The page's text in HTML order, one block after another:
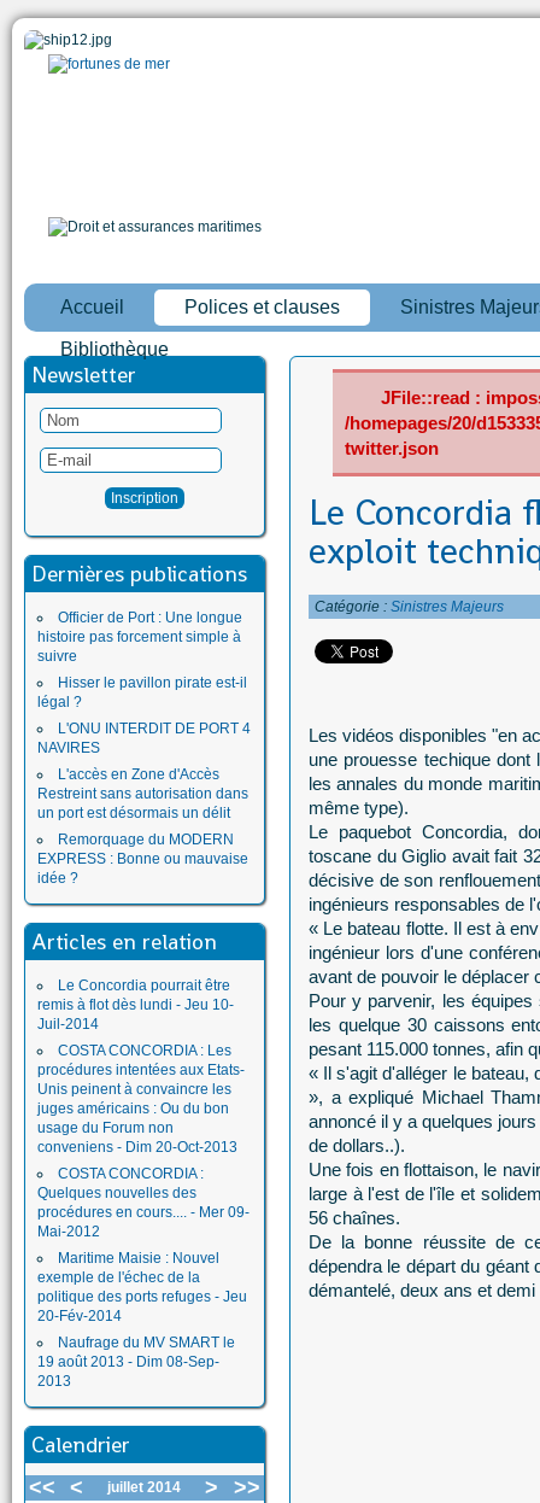
Accueil Polices et clauses Sinistres
Bibliothèque
Newsletter
Dernières publications
Officier de Port : Une longue
histoire pas forcement simple à
suivre
Hisser le pavillon pirate est-il
légal ?
L'ONU INTERDIT DE PORT 4
NAVIRES
L'accès en Zone d'Accès
Restreint sans autorisation dans
un port est désormais un délit
Remorquage du MODERN
EXPRESS : Bonne ou mauvaise
idée ?
Articles en relation
Le Concordia pourrait être
remis à flot dès lundi - Jeu 10-
Juil-2014
COSTA CONCORDIA : Les
procédures intentées aux Etats-
Unis peinent à convaincre les
juges américains : Ou du bon
usage du Forum non
conveniens - Dim 20-Oct-2013
COSTA CONCORDIA :
Quelques nouvelles des
procédures en cours.... - Mer 09-
Mai-2012
Maritime Maisie : Nouvel
exemple de l'échec de la
politique des ports refuges - Jeu
20-Fév-2014
Naufrage du MV SMART le
19 août 2013 - Dim 08-Sep-
2013
Calendrier
<< < juillet 2014 > >>
JFile::read :
/homepages/20/
twitter.json
Le Concordia
exploit
Catégorie : Sinistres Majeurs
Les vidéos disponibles "en
une prouesse techique
les annales du monde
même type).
Le paquebot Concordia,
toscane du Giglio avait fait
décisive de son
ingénieurs responsables de
« Le bateau flotte. Il est à
ingénieur lors d'une
avant de pouvoir le déplacer
Pour y parvenir, les
les quelque 30 caissons
pesant 115.000 tonnes, afin
« Il s'agit d'alléger le bateau,
», a expliqué Michael
annoncé il y a quelques
de dollars..).
Une fois en flottaison, le
large à l'est de l'île et
56 chaînes.
De la bonne réussite de
dépendra le départ du
démantelé, deux ans et